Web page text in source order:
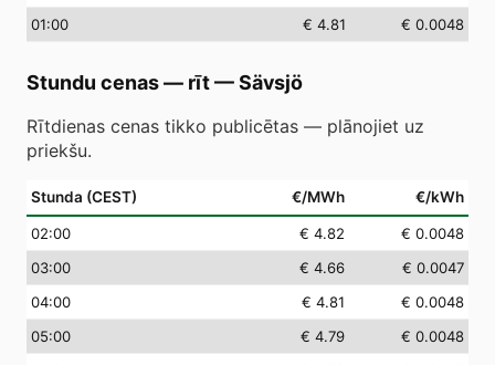
01:00 € 4.81 € 0.0048
Stundu cenas — rīt—Sävsjö
Rītdienas cenas tikko publicētas — plānojiet uz
priekšu.
Stunda (CEST) €/MWh €/kWh
02:00 € 4.82
€ 0.0048
03:00 € 4.66
€ 0.0047
04:00 € 4.81
€ 0.0048
05:00 € 4.79
€ 0.0048